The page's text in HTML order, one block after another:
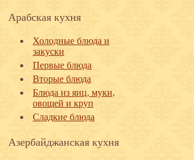
Арабская кухня
Холодные блюда и
закуски
Первые блюда
Вторые блюда
Блюда из яиц, муки,
овощей и круп
Сладкие блюда
Азербайджанская кухня